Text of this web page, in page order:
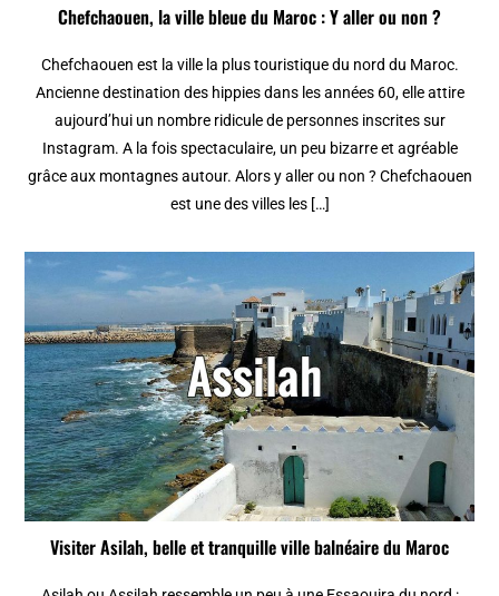
Chefchaouen, la ville bleue du Maroc : Y aller ou non ?
Chefchaouen est la ville la plus touristique du nord du Maroc.
Ancienne destination des hippies dans les années 60, elle attire
aujourd’hui un nombre ridicule de personnes inscrites sur
Instagram. A la fois spectaculaire, un peu bizarre et agréable
grâce aux montagnes autour. Alors y aller ou non ? Chefchaouen
est une des villes les […]
Visiter Asilah, belle et tranquille ville balnéaire du Maroc